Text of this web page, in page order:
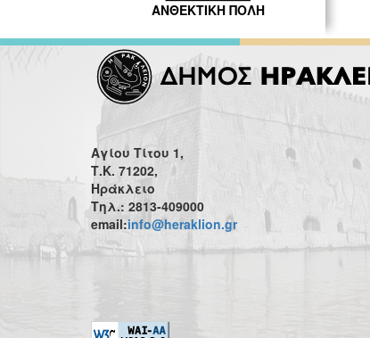
ΑΝΘΕΚΤΙΚΗ ΠΟΛΗ
Αγίου Τίτου 1,
Τ.Κ. 71202,
Ηράκλειο
Τηλ.: 2813-409000
email:info@heraklion.gr